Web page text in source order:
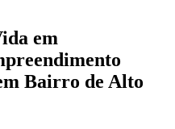
em
Bairro de Alto